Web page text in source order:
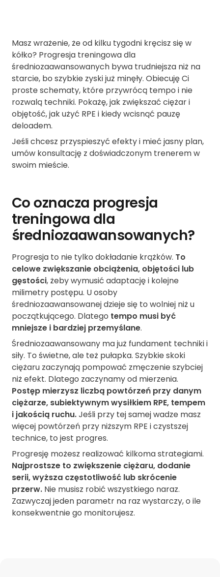
Masz wrażenie, że od kilku tygodni kręcisz się w
kółko? Progresja treningowa dla
średniozaawansowanych bywa trudniejsza niż na
starcie, bo szybkie zyski już minęły. Obiecuję Ci
proste schematy, które przywrócą tempo i nie
rozwalą techniki. Pokażę, jak zwiększać ciężar i
objętość, jak użyć RPE i kiedy wcisnąć pauzę
deloadem.
Jeśli chcesz przyspieszyć efekty i mieć jasny plan,
umów konsultację z doświadczonym trenerem w
swoim mieście.
Co oznacza progresja
treningowa dla
średniozaawansowanych?
Progresja to nie tylko dokładanie krążków. To
celowe zwiększanie obciążenia, objętości lub
gęstości, żeby wymusić adaptację i kolejne
milimetry postępu. U osoby
średniozaawansowanej dzieje się to wolniej niż u
początkującego. Dlatego tempo musi być
mniejsze i bardziej przemyślane.
Średniozaawansowany ma już fundament techniki i
siły. To świetne, ale też pułapka. Szybkie skoki
ciężaru zaczynają pompować zmęczenie szybciej
niż efekt. Dlatego zaczynamy od mierzenia.
Postęp mierzysz liczbą powtórzeń przy danym
ciężarze, subiektywnym wysiłkiem RPE, tempem
i jakością ruchu.Jeśli przy tej samej wadze masz
więcej powtórzeń przy niższym RPE i czystszej
technice, to jest progres.
Progresję możesz realizować kilkoma strategiami.
Najprostsze to zwiększenie ciężaru, dodanie
serii, wyższa częstotliwość lub skrócenie
przerw. Nie musisz robić wszystkiego naraz.
Zazwyczaj jeden parametr na raz wystarczy, o ile
konsekwentnie go monitorujesz.